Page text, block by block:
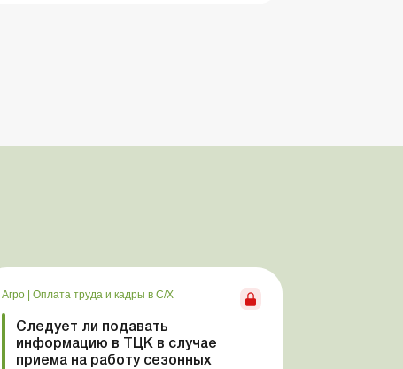
Агро Оплата труда и кадры в С/Х
Следует ли подавать
информацию в ТЦК в случае
приема на работу сезонных